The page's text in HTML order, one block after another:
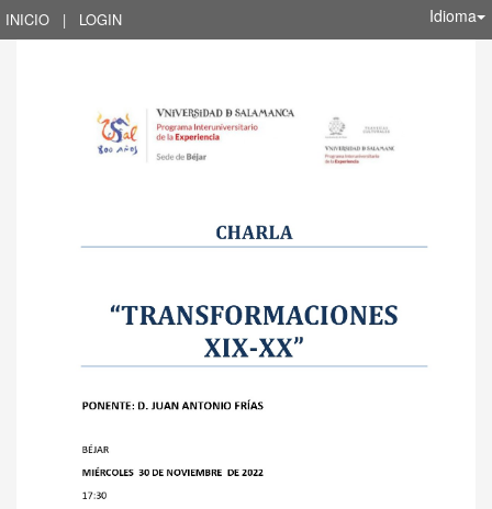
INICIO | LOGIN Idioma